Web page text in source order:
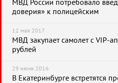
МВД России потребовало
доверия» к полицейским
12 мая 2017
МВД закупает самолет с VIP-
рублей
29 июня 2016
В Екатеринбурге встретятся